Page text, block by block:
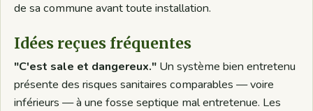
de sa commune avant toute installation.
Idées reçues fréquentes
"C'est sale et dangereux." Un système bien entretenu
présente des risques sanitaires comparables — voire
inférieurs — à une fosse septique mal entretenue. Les